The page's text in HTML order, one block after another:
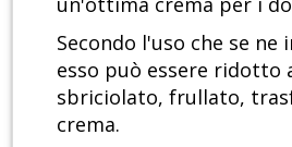
Secondo l'uso che se ne
esso può essere ridotto
sbriciolato, frullato,
crema.